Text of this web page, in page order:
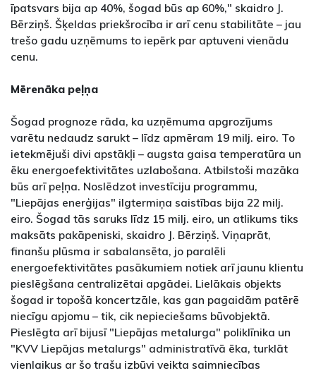
īpatsvars bija ap 40%, šogad būs ap 60%," skaidro J.
Bērziņš. Šķeldas priekšrocība ir arī cenu stabilitāte – jau
trešo gadu uzņēmums to iepērk par aptuveni vienādu
cenu.
Mērenāka peļņa
Šogad prognoze rāda, ka uzņēmuma apgrozījums
varētu nedaudz sarukt – līdz apmēram 19 milj. eiro. To
ietekmējuši divi apstākļi – augsta gaisa temperatūra un
ēku energoefektivitātes uzlabošana. Atbilstoši mazāka
būs arī peļņa. Noslēdzot investīciju programmu,
"Liepājas enerģijas" ilgtermiņa saistības bija 22 milj.
eiro. Šogad tās saruks līdz 15 milj. eiro, un atlikums tiks
maksāts pakāpeniski, skaidro J. Bērziņš. Viņaprāt,
finanšu plūsma ir sabalansēta, jo paralēli
energoefektivitātes pasākumiem notiek arī jaunu klientu
pieslēgšana centralizētai apgādei. Lielākais objekts
šogad ir topošā koncertzāle, kas gan pagaidām patērē
niecīgu apjomu – tik, cik nepieciešams būvobjektā.
Pieslēgta arī bijusī "Liepājas metalurga" poliklīnika un
"KVV Liepājas metalurgs" administratīvā ēka, turklāt
vienlaikus ar šo trašu izbūvi veikta saimniecības